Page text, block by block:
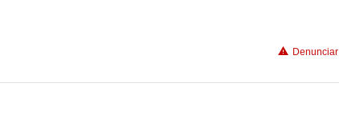
Denunciar